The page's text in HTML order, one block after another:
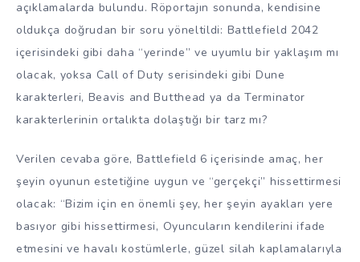
açıklamalarda bulundu. Röportajın sonunda, kendisine
oldukça doğrudan bir soru yöneltildi: Battlefield 2042
içerisindeki gibi daha “yerinde” ve uyumlu bir yaklaşım mı
olacak, yoksa Call of Duty serisindeki gibi Dune
karakterleri, Beavis and Butthead ya da Terminator
karakterlerinin ortalıkta dolaştığı bir tarz mı?
Verilen cevaba göre, Battlefield 6 içerisinde amaç, her
şeyin oyunun estetiğine uygun ve “gerçekçi” hissettirmesi
olacak: “Bizim için en önemli şey, her şeyin ayakları yere
basıyor gibi hissettirmesi, Oyuncuların kendilerini ifade
etmesini ve havalı kostümlerle, güzel silah kaplamalarıyla